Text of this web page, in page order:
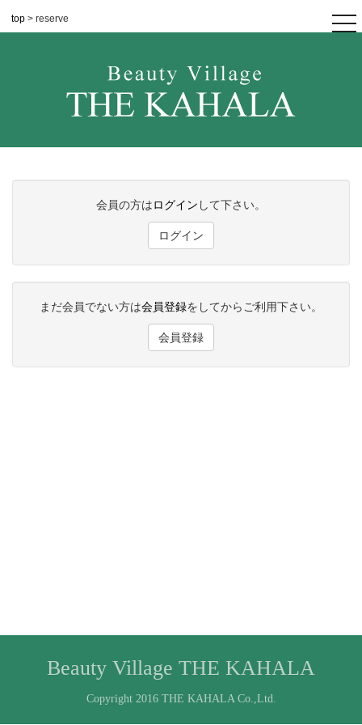
top > reserve
会員の方はログイン して下さい。
ログイン
まだ会員でない方は会員登録をしてからご利用下さい。
会員登録
Beauty Village THE KAHALA
Copyright 2016 THE KAHALA Co.,Ltd.